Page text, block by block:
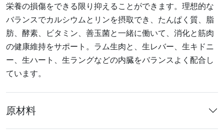
栄養の損傷をできる限り抑えることができます。理想的な
バランスでカルシウムとリンを摂取でき、たんぱく質、脂
肪、酵素、ビタミン、善玉菌と一緒に働いて、消化と筋肉
の健康維持をサポート。ラム生肉と、生レバー、生キドニ
ー、生ハート、生ラングなどの内臓をバランスよく配合し
ています。
原材料